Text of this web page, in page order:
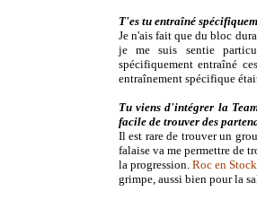
T'es tu entraîné
Je n'ais fait que du bloc
je me suis sentie
spécifiquement entraîné
entraînement spécifique
Tu viens d'intégrer la
facile de trouver des
Il est rare de trouver un
falaise va me permettre de
la progression. Roc en Stock
grimpe, aussi bien pour la